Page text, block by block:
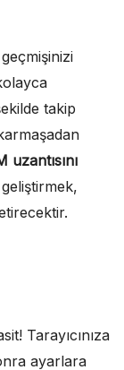
takip
uzantısını
Tarayıcınıza
ayarlara